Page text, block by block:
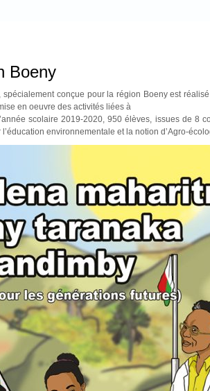
Boeny
spécialement conçue pour la région Boeny est
en oeuvre des activités liées à
scolaire 2019-2020, 950 élèves, issues de 8
environnementale et la notion d’Agro-